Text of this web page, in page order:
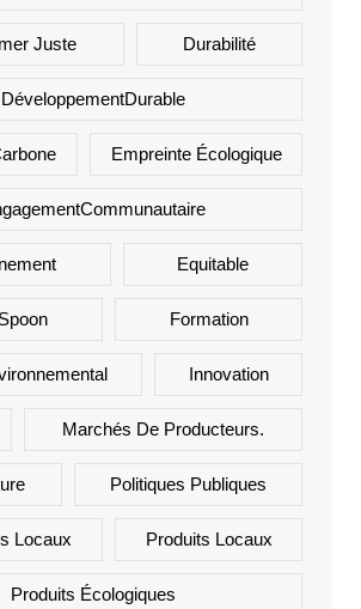
Juste Durabilité
DéveloppementDurable
Empreinte Écologique
Equitable
Formation
Innovation
Marchés De Producteurs.
Politiques Publiques
Locaux Produits Locaux
Produits Écologiques